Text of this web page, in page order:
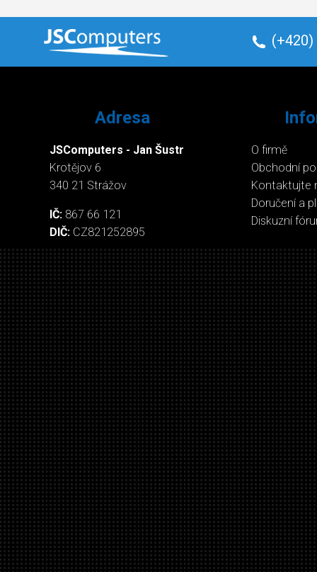
(+420)
Adresa
JSComputers - Jan Šustr
Krotějov 6
340 21 Strážov
IČ: 867 66 121
DIČ: CZ821252895
O firmě
Obchodní
Kontaktujte
Doručení a
Diskuzní